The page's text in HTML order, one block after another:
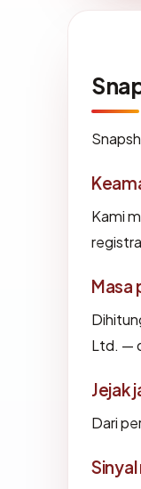
Kami
Masa
Ltd. —
Jejak
Dari